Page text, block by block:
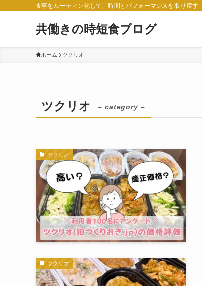
食事をルーティン化して、時間とパフォーマンスを取り戻す
共働きの時短食ブログ
ホーム ツクリオ
ツクリオ – category –
ツクリオ
ツクリオ